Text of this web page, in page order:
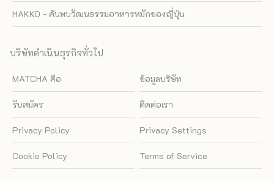
HAKKO - ค้นพบวัฒนธรรมอาหารหมักของญี่ปุ่น
บริษัทดำเนินธุรกิจทั่วไป
MATCHA คือ ข้อมูลบริษัท
รับสมัคร ติดต่อเรา
Privacy Policy Privacy Settings
Cookie Policy Terms of Service